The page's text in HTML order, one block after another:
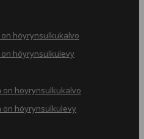
höyrynsulkukalvo
on höyrynsulkulevy
on höyrynsulkukalvo
on höyrynsulkulevy